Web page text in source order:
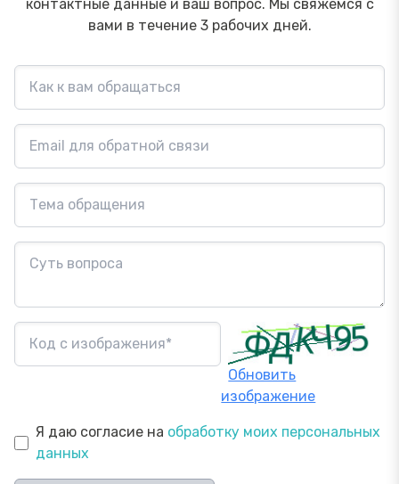
контактные данные и ваш вопрос. Мы свяжемся с
вами в течение 3 рабочих дней.
Обновить
изображение
Я даю согласие на обработку моих персональных
данных